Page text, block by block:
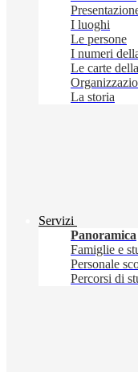
I luoghi
Le persone
I numeri
Le carte
La storia
Servizi
Panoramica
Famiglie e
Personale
Percorsi di